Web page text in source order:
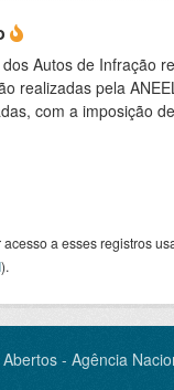
Autos de Infração
realizadas pela
com a imposição
a esses registros
).
- Agência